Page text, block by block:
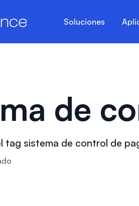
Soluciones
de
tag sistema de control de